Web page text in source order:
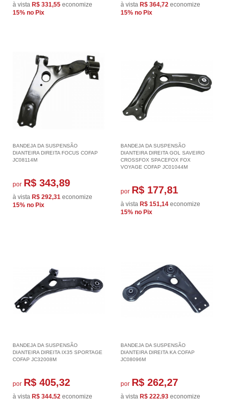
à vista R$ 331,55 economize
15% no Pix
à vista R$ 364,72 economize
15% no Pix
BANDEJA DA SUSPENSÃO
DIANTEIRA DIREITA FOCUS COFAP
JC08114M
por R$ 343,89
à vista R$ 292,31 economize
15% no Pix
BANDEJA DA SUSPENSÃO
DIANTEIRA DIREITA GOL SAVEIRO
CROSSFOX SPACEFOX FOX
VOYAGE COFAP JC01044M
por R$ 177,81
à vista R$ 151,14 economize
15% no Pix
BANDEJA DA SUSPENSÃO
DIANTEIRA DIREITA IX35 SPORTAGE
COFAP JC32008M
por R$ 405,32
à vista R$ 344,52 economize
BANDEJA DA SUSPENSÃO
DIANTEIRA DIREITA KA COFAP
JC08096M
por R$ 262,27
à vista R$ 222,93 economize